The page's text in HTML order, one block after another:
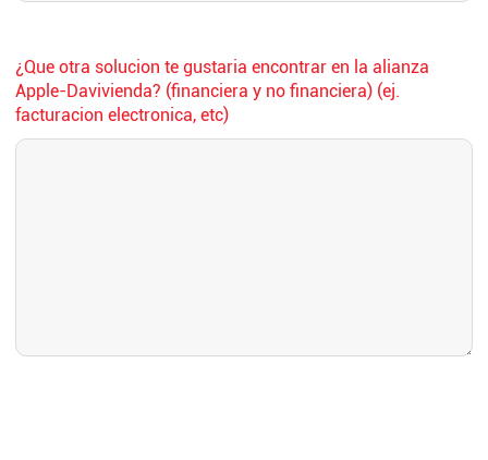
¿Que otra solucion te gustaria encontrar en la alianza
Apple-Davivienda? (financiera y no financiera) (ej.
facturacion electronica, etc)